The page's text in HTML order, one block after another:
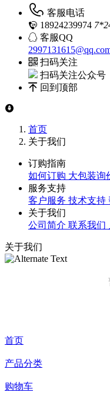
客服电话
18924239974
客服QQ
扫码关注
扫码关注公众号
回到顶部
首页
关于我们
订购指南
如何订购 大包装询
服务支持
客户服务 技术支持
关于我们
公司简介 联系我们
关于我们
首页
产品分类
购物车